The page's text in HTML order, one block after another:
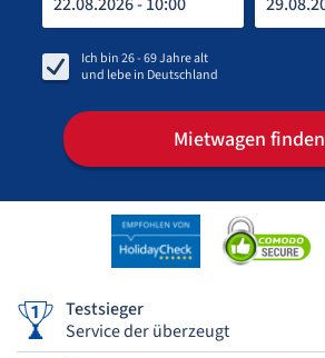
Ich bin26 - 69Jahre alt
und lebe in Deutschland
Mietwagen finden
Testsieger
Service der überzeugt